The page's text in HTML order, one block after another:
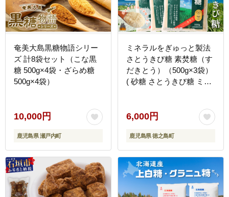
奄美大島黒糖物語シリー
ズ 計8袋セット（こな黒
糖 500g×4袋・ざらめ糖
500g×4袋）
10,000円
鹿児島県 瀬戸内町
ミネラルをぎゅっと製法
さとうきび糖 素焚糖（す
だきとう）（500g×3袋）
( 砂糖 さとうきび糖 ミネ
島 奄美 レターパックプラ
6,000円
鹿児島県 徳之島町